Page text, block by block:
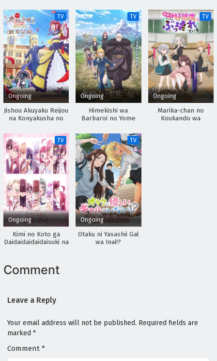
Sakana ga Ookisugita Ken Episodio 1 Sub
Español
Eps 1 - April 30, 2026
TV
Ongoing
Jishou Akuyaku Reijou
na Konyakusha no
TV
Ongoing
Himekishi wa
Barbaroi no Yome
TV
Ongoing
Marika-chan no
Koukando wa
TV
Ongoing
Kimi no Koto ga
Daidaidaidaidaisuki na
TV
Ongoing
Otaku ni Yasashii Gal
wa Inai!?
Comment
Leave a Reply
Your email address will not be published. Required fields are
marked *
Comment *